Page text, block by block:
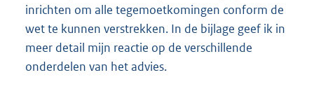
inrichten om alle tegemoetkomingen conform de
wet te kunnen verstrekken. In de bijlage geef ik in
meer detail mijn reactie op de verschillende
onderdelen van het advies.